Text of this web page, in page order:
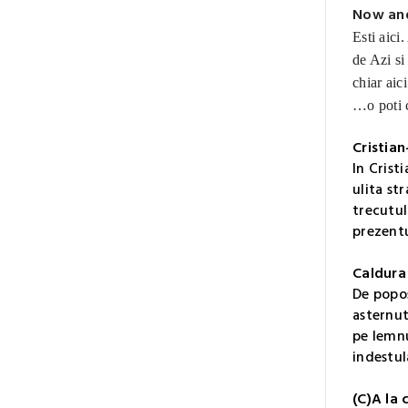
Now
Esti aici.
de Azi si
chiar
…o poti
In
ulita
De
pe
(C)A la